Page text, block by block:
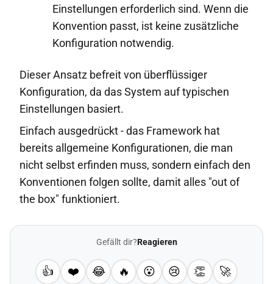
Einstellungen erforderlich sind. Wenn die
Konvention passt, ist keine zusätzliche
Konfiguration notwendig.
Dieser Ansatz befreit von überflüssiger
Konfiguration, da das System auf typischen
Einstellungen basiert.
Einfach ausgedrückt - das Framework hat
bereits allgemeine Konfigurationen, die man
nicht selbst erfinden muss, sondern einfach den
Konventionen folgen sollte, damit alles "out of
the box" funktioniert.
Gefällt dir?Reagieren
👍 ❤️ 😂 🔥 😮 😢 👏 🚀